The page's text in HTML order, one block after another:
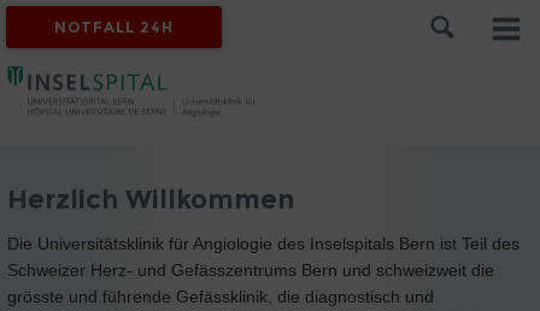
NOTFALL 24H
Herzlich Willkommen
Die Universitätsklinik für Angiologie des Inselspitals Bern ist Teil des
Schweizer Herz- und Gefässzentrums Bern und schweizweit die
grösste und führende Gefässklinik, die diagnostisch und